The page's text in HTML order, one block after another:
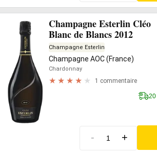
Champagne Esterlin Cléo
Blanc de Blancs 2012
Champagne Esterlin
Champagne AOC (France)
Chardonnay
1 commentaire
20
- +